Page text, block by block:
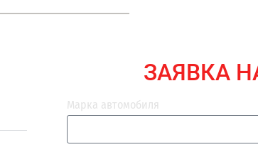
ЗАЯВКА
Марка автомобиля